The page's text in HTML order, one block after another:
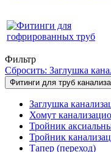
Фильтр
Сбросить: Заглушка
Фитинги для труб
Заглушка
Хомут
Тройник
Тройник
Тапер (переход)